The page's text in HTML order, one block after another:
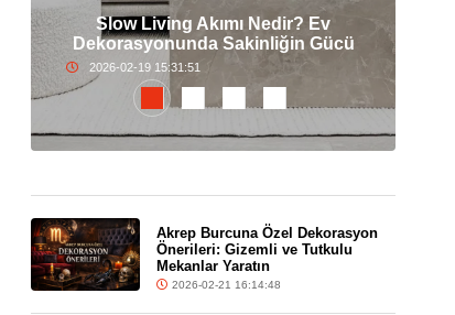
Slow Living Akımı Nedir? Ev
Dekorasyonunda Sakinliğin Gücü
2026-02-19 15:31:51
Akrep Burcuna Özel Dekorasyon
Önerileri: Gizemli ve Tutkulu
Mekanlar Yaratın
2026-02-21 16:14:48